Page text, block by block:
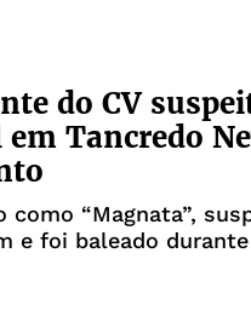
do CV
Tancredo
como “Magnata”,
e foi baleado durante